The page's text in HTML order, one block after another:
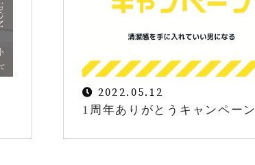
2022.05.12
1周年ありがとうキャンペーン